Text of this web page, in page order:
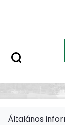
Általános